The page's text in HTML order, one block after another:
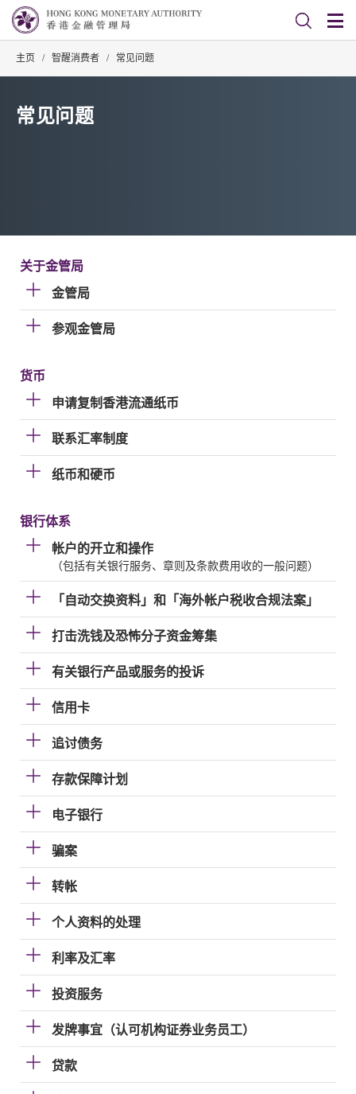
主页 / 智醒消费者 / 常见问题
常见问题
关于金管局
金管局
参观金管局
货币
申请复制香港流通纸币
联系汇率制度
纸币和硬币
银行体系
帐户的开立和操作
（包括有关银行服务、章则及条款费用收的一般问题）
「自动交换资料」和「海外帐户税收合规法案」
打击洗钱及恐怖分子资金筹集
有关银行产品或服务的投诉
信用卡
追讨债务
存款保障计划
电子银行
骗案
转帐
个人资料的处理
利率及汇率
投资服务
发牌事宜（认可机构证券业务员工）
贷款